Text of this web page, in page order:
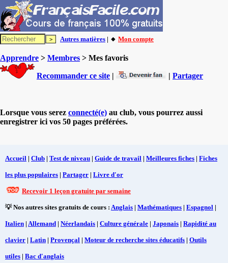
Autres matières | 🔸 Mon compte
Apprendre > Membres > Mes favoris
Recommander ce site | | Partager
Lorsque vous serez connecté(e) au club, vous pourrez aussi
enregistrer ici vos 50 pages préférées.
Accueil | Club | Test de niveau | Guide de travail | Meilleures fiches | Fiches
les plus populaires | Partager | Livre d'or
Recevoir 1 leçon gratuite par semaine
💡 Nos autres sites gratuits de cours : Anglais | Mathématiques | Espagnol |
Italien | Allemand | Néerlandais | Culture générale | Japonais | Rapidité au
clavier | Latin | Provençal | Moteur de recherche sites éducatifs | Outils
utiles | Bac d'anglais